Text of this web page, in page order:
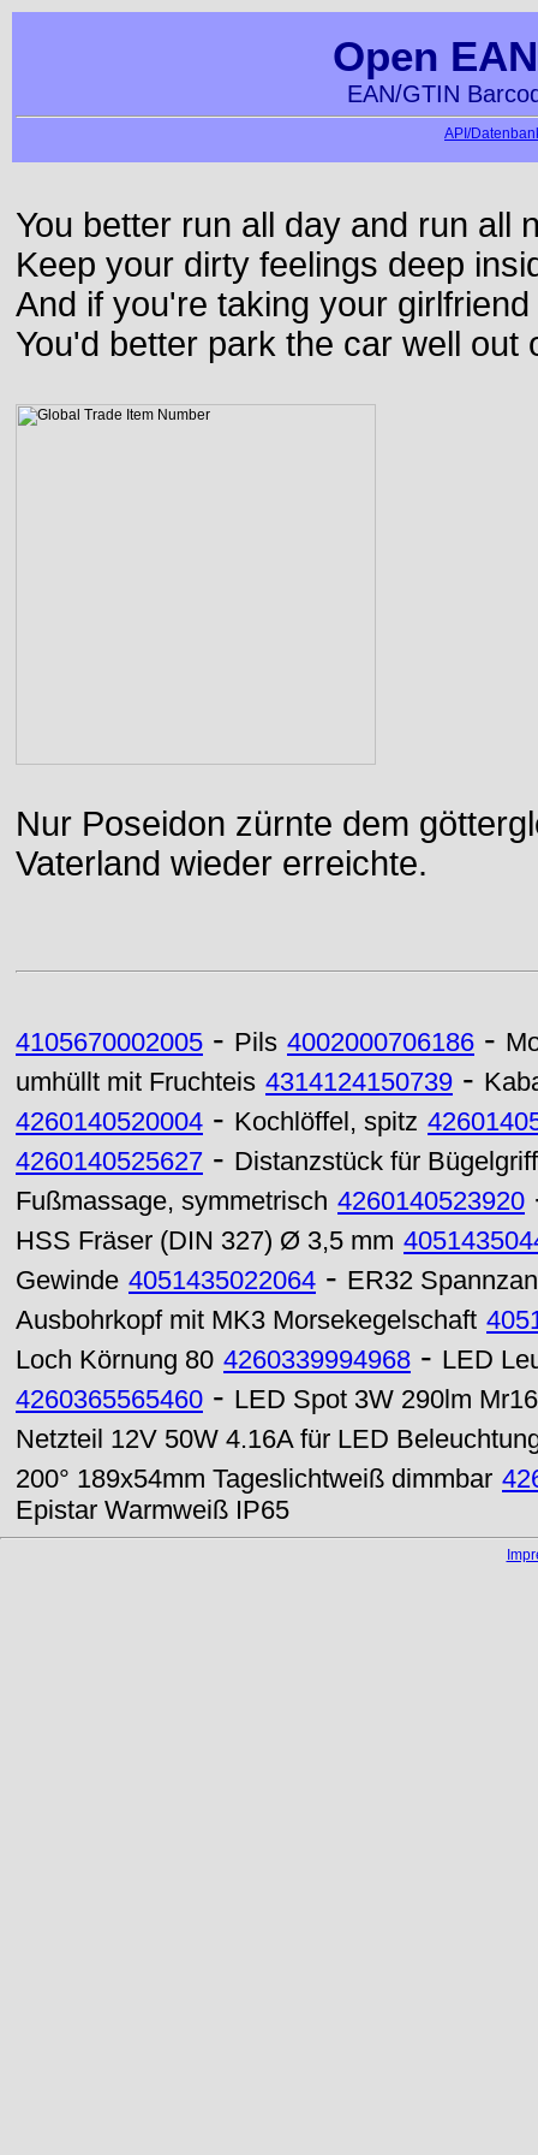
Open
EAN/GTIN
API/
You better run all day and run all
Keep your dirty feelings deep
And if you're taking your
You'd better park the car well out
Nur Poseidon zürnte dem
Vaterland wieder erreichte.
4105670002005 - Pils 4002000706186 -
umhüllt mit Fruchteis 4314124150739 -
4260140520004 - Kochlöffel, spitz
4260140525627 - Distanzstück für
Fußmassage, symmetrisch 4260140523920
HSS Fräser (DIN 327) Ø 3,5 mm
Gewinde 4051435022064 - ER32
Ausbohrkopf mit MK3 Morsekegelschaft
Loch Körnung 80 4260339994968 - LED
4260365565460 - LED Spot 3W 290lm
Netzteil 12V 50W 4.16A für LED
200° 189x54mm Tageslichtweiß dimmbar
Epistar Warmweiß IP65